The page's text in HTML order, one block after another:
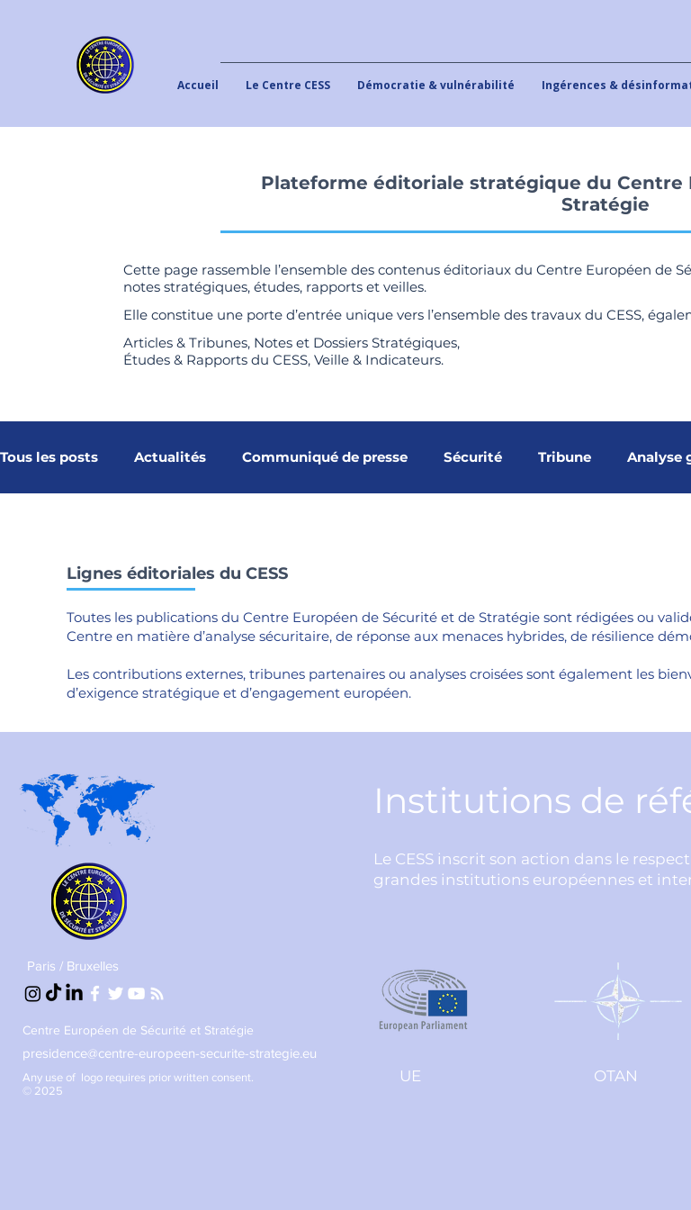
Accueil Le Centre CESS Démocratie & vulnérabilité Ingérences &
Plateforme éditoriale stratégique du Centre
Stratégie
Cette page rassemble l’ensemble des contenus éditoriaux du Centre Européen de
notes stratégiques, études, rapports et veilles.
Elle constitue une porte d’entrée unique vers l’ensemble des travaux du CESS,
Articles & Tribunes, Notes et Dossiers Stratégiques,
Études & Rapports du CESS, Veille & Indicateurs.
Tous les posts Actualités Communiqué de presse Sécurité Tribune Analyse
Article Cybersécurité spatiale Constellations souveraines Gouvernance spatiale
Lignes éditoriales du CESS
Toutes les publications du Centre Européen de Sécurité et de Stratégie sont rédigées ou
Centre en matière d’analyse sécuritaire, de réponse aux menaces hybrides, de résilience
Les contributions externes, tribunes partenaires ou analyses croisées sont également les
d’exigence stratégique et d’engagement européen.
Paris / Bruxelles
Centre Européen de Sécurité et Stratégie
presidence@centre-europeen-securite-strategie.eu
Any use of logo requires prior written consent.
© 2025
Institutions de
Le CESS inscrit son action dans le
grandes institutions européennes et
UE OTAN